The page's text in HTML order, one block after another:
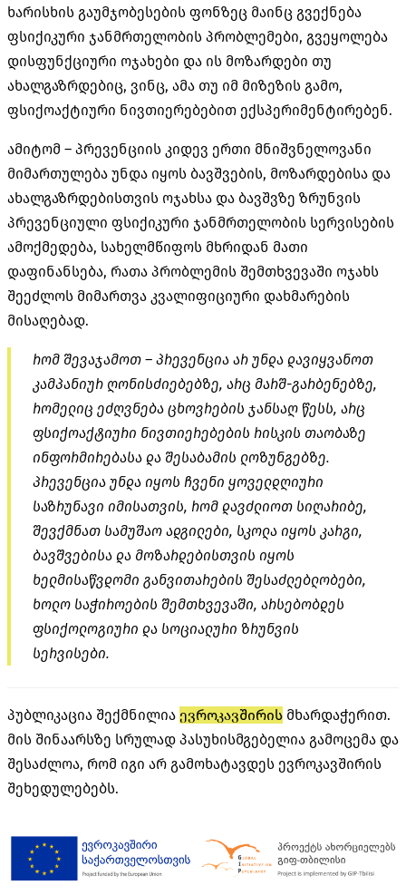
ხარისხის გაუმჯობესების ფონზეც მაინც გვექნება
ფსიქიკური ჯანმრთელობის პრობლემები, გვეყოლება
დისფუნქციური ოჯახები და ის მოზარდები თუ
ახალგაზრდებიც, ვინც, ამა თუ იმ მიზეზის გამო,
ფსიქოაქტიური ნივთიერებებით ექსპერიმენტირებენ.
ამიტომ – პრევენციის კიდევ ერთი მნიშვნელოვანი
მიმართულება უნდა იყოს ბავშვების, მოზარდებისა და
ახალგაზრდებისთვის ოჯახსა და ბავშვზე ზრუნვის
პრევენციული ფსიქიკური ჯანმრთელობის სერვისების
ამოქმედება, სახელმწიფოს მხრიდან მათი
დაფინანსება, რათა პრობლემის შემთხვევაში ოჯახს
შეეძლოს მიმართვა კვალიფიციური დახმარების
მისაღებად.
რომ შევაჯამოთ – პრევენცია არ უნდა დავიყვანოთ
კამპანიურ ღონისძიებებზე, არც მარშ-გარბენებზე,
რომელიც ეძღვნება ცხოვრების ჯანსაღ წესს, არც
ფსიქოაქტიური ნივთიერებების რისკის თაობაზე
ინფორმირებასა და შესაბამის ლოზუნგებზე.
პრევენცია უნდა იყოს ჩვენი ყოველდღიური
საზრუნავი იმისათვის, რომ დავძლიოთ სიღარიბე,
შევქმნათ სამუშაო ადგილები, სკოლა იყოს კარგი,
ბავშვებისა და მოზარდებისთვის იყოს
ხელმისაწვდომი განვითარების შესაძლებლობები,
ხოლო საჭიროების შემთხვევაში, არსებობდეს
ფსიქოლოგიური და სოციალური ზრუნვის
სერვისები.
პუბლიკაცია შექმნილია ევროკავშირის მხარდაჭერით.
მის შინაარსზე სრულად პასუხისმგებელია გამოცემა და
შესაძლოა, რომ იგი არ გამოხატავდეს ევროკავშირის
შეხედულებებს.